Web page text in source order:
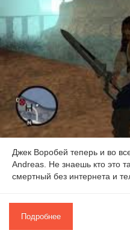
Джек Воробей теперь и во
Andreas. Не знаешь кто это
смертный без интернета и
Подробнее